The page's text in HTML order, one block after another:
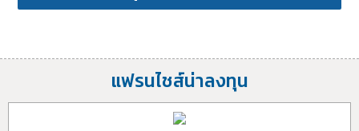
แฟรนไชส์น่าลงทุน